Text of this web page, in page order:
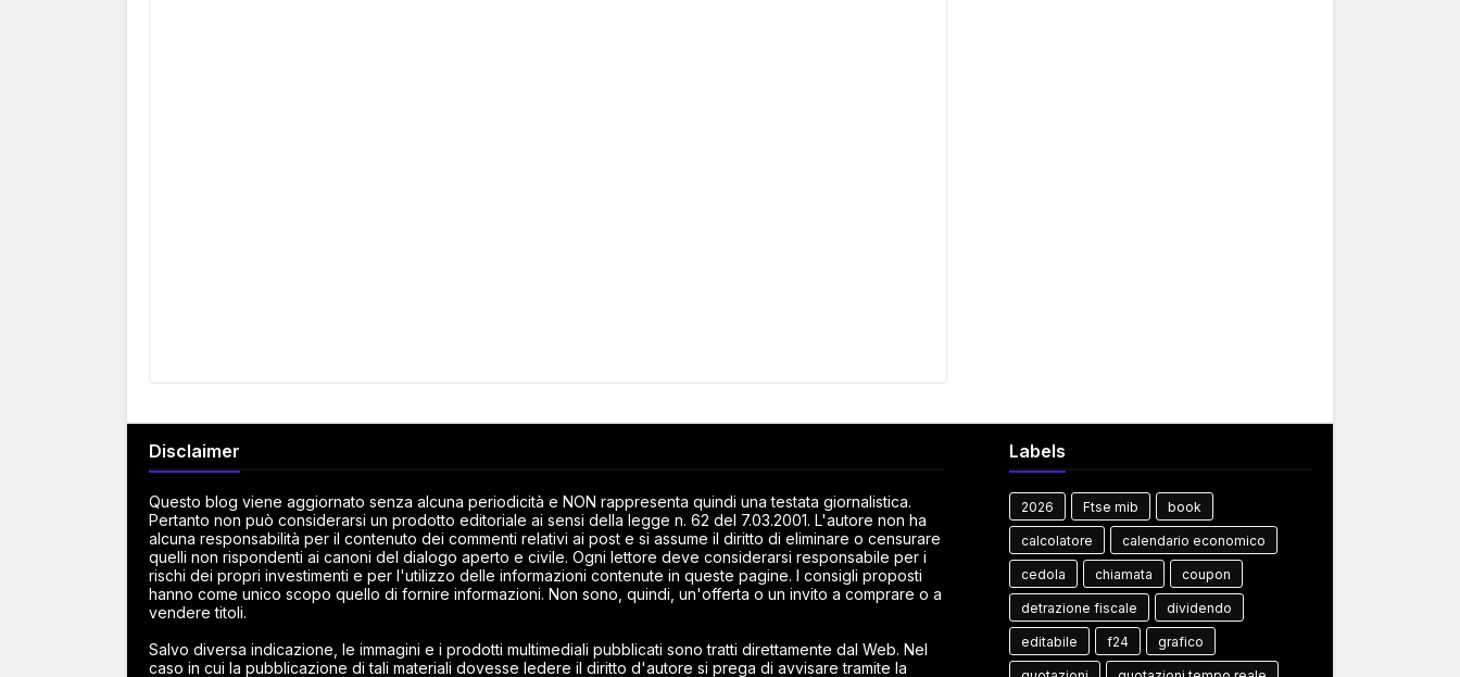
Disclaimer
Questo blog viene aggiornato senza alcuna periodicità e NON rappresenta quindi una testata giornalistica.
Pertanto non può considerarsi un prodotto editoriale ai sensi della legge n. 62 del 7.03.2001. L'autore non ha
alcuna responsabilità per il contenuto dei commenti relativi ai post e si assume il diritto di eliminare o censurare
quelli non rispondenti ai canoni del dialogo aperto e civile. Ogni lettore deve considerarsi responsabile per i
rischi dei propri investimenti e per l'utilizzo delle informazioni contenute in queste pagine. I consigli proposti
hanno come unico scopo quello di fornire informazioni. Non sono, quindi, un'offerta o un invito a comprare o a
vendere titoli.
Salvo diversa indicazione, le immagini e i prodotti multimediali pubblicati sono tratti direttamente dal Web. Nel
caso in cui la pubblicazione di tali materiali dovesse ledere il diritto d'autore si prega di avvisare tramite la
Labels
2026 Ftse mib book
calcolatore calendario economico
cedola chiamata coupon
detrazione fiscale dividendo
editabile f24 grafico